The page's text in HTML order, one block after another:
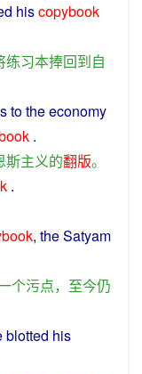
hiscopybook
练习本捧回到自
to theeconomy
.
斯主义的翻版。
.
, the Satyam
个污点， 至今仍
blotted his